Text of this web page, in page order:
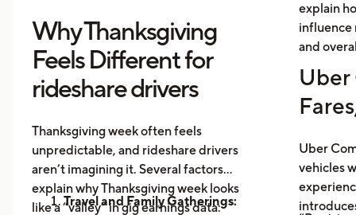
Why Thanksgiving
Feels Different for
rideshare drivers
Thanksgiving week often feels
unpredictable, and rideshare drivers
aren’t imagining it. Several factors
explain why Thanksgiving week looks
like a “valley” in gig earnings data:
Travel and Family Gatherings:
explain
influence
and
Uber
Uber
vehicles